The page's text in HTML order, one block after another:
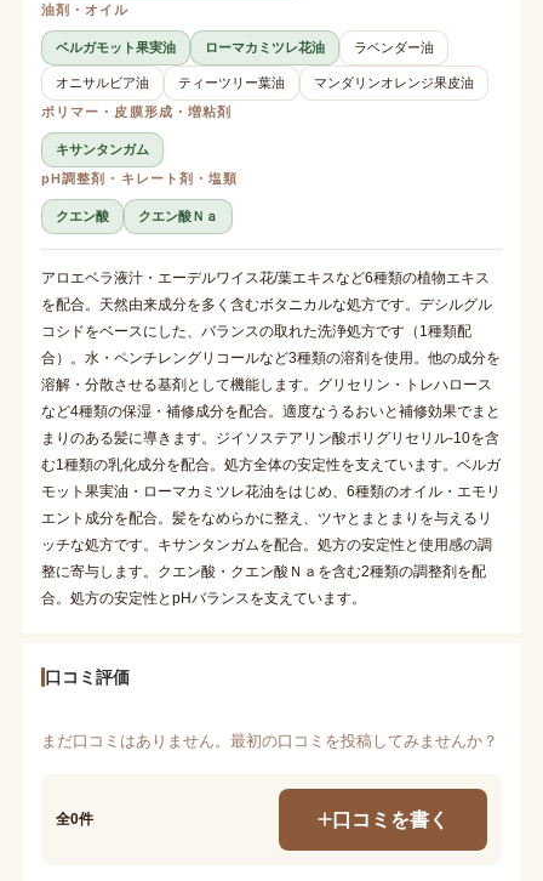
油剤・オイル
ベルガモット果実油 ローマカミツレ花油 ラベンダー油
オニサルビア油 ティーツリー葉油
マンダリンオレンジ果皮油
ポリマー・皮膜形成・増粘剤
キサンタンガム
pH調整剤・キレート剤・塩類
クエン酸 クエン酸Ｎａ
アロエベラ液汁・エーデルワイス花/葉エキスなど6種類の植物エキス
を配合。天然由来成分を多く含むボタニカルな処方です。デシルグル
コシドをベースにした、バランスの取れた洗浄処方です（1種類配
合）。水・ペンチレングリコールなど3種類の溶剤を使用。他の成分を
溶解・分散させる基剤として機能します。グリセリン・トレハロース
など4種類の保湿・補修成分を配合。適度なうるおいと補修効果でまと
まりのある髪に導きます。ジイソステアリン酸ポリグリセリル-10を含
む1種類の乳化成分を配合。処方全体の安定性を支えています。ベルガ
モット果実油・ローマカミツレ花油をはじめ、6種類のオイル・エモリ
エント成分を配合。髪をなめらかに整え、ツヤとまとまりを与えるリ
ッチな処方です。キサンタンガムを配合。処方の安定性と使用感の調
整に寄与します。クエン酸・クエン酸Ｎａを含む2種類の調整剤を配
合。処方の安定性とpHバランスを支えています。
口コミ評価
まだ口コミはありません。最初の口コミを投稿してみませんか？
全0件 口コミを書く